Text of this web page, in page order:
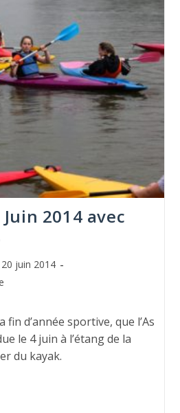
2014 avec
20 juin 2014
fin d’année sportive, que l’As
le 4 juin à l’étang de la
du kayak.